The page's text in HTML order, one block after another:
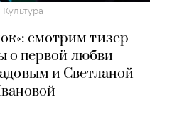
Культура
смотрим тизер
о первой любви
и Светланой